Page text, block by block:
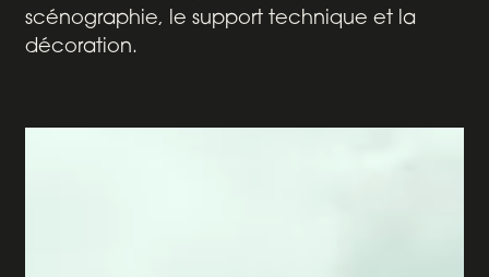
scénographie, le support technique et la
décoration.